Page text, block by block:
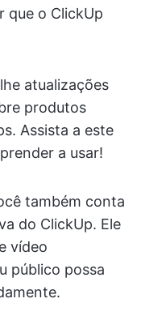
que o ClickUp
atualizações
produtos
Assista a este
a usar!
também conta
do ClickUp. Ele
vídeo
público possa